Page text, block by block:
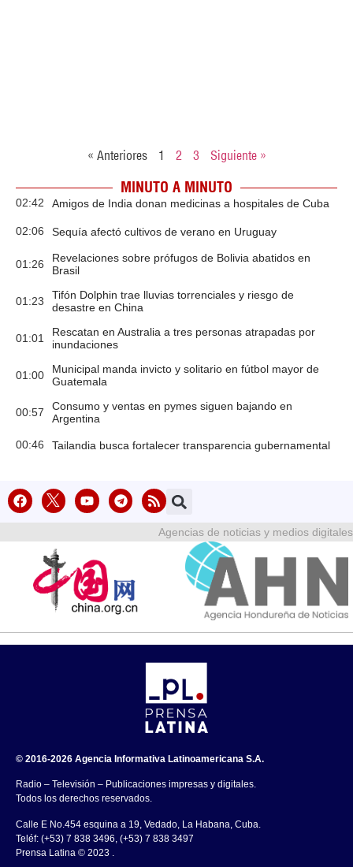
« Anteriores 1 2 3 Siguiente »
MINUTO A MINUTO
02:42 Amigos de India donan medicinas a hospitales de Cuba
02:06 Sequía afectó cultivos de verano en Uruguay
01:26
Revelaciones sobre prófugos de Bolivia abatidos en
Brasil
01:23
Tifón Dolphin trae lluvias torrenciales y riesgo de
desastre en China
01:01
Rescatan en Australia a tres personas atrapadas por
inundaciones
01:00
Municipal manda invicto y solitario en fútbol mayor de
Guatemala
00:57
Consumo y ventas en pymes siguen bajando en
Argentina
00:46 Tailandia busca fortalecer transparencia gubernamental
Agencias de noticias y medios digitales
© 2016-2026 Agencia Informativa Latinoamericana S.A.
Radio – Televisión – Publicaciones impresas y digitales.
Todos los derechos reservados.
Calle E No.454 esquina a 19, Vedado, La Habana, Cuba.
Teléf: (+53) 7 838 3496, (+53) 7 838 3497
Prensa Latina © 2023 .